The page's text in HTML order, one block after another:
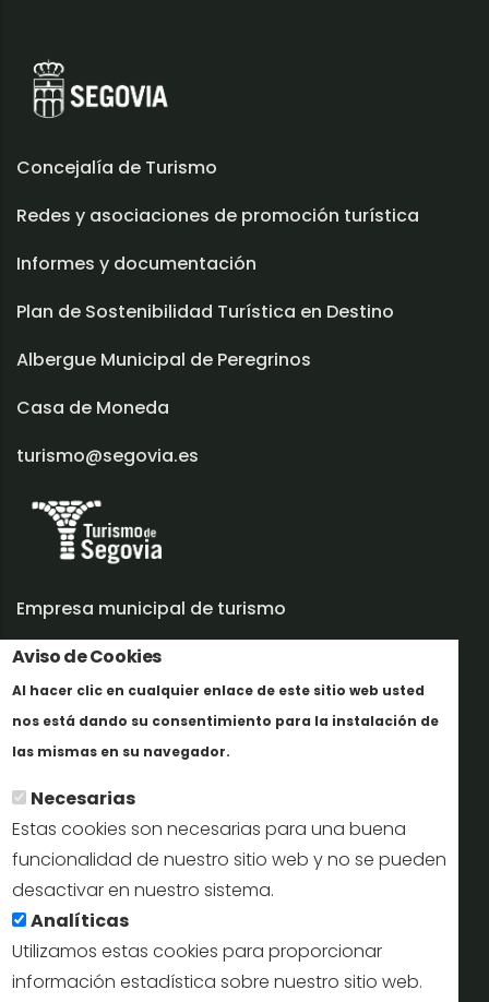
Aviso de Cookies
Al hacer clic en cualquier enlace de este sitio web usted
nos está dando su consentimiento para la instalación de
las mismas en su navegador.
Necesarias
Estas cookies son necesarias para una buena
funcionalidad de nuestro sitio web y no se pueden
desactivar en nuestro sistema.
Analíticas
Utilizamos estas cookies para proporcionar
información estadística sobre nuestro sitio web.
Concejalía de Turismo
Redes y asociaciones de promoción turística
Informes y documentación
Plan de Sostenibilidad Turística en Destino
Albergue Municipal de Peregrinos
Casa de Moneda
turismo@segovia.es
Empresa municipal de turismo
Trabaja con nosotros
Informes y documentación
Perfil del contratante
Oficinas de Turismo
reservas@turismodesegovia.com
info@turismodesegovia.com